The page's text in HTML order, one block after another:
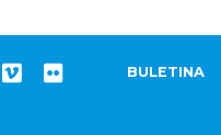
BULETINA